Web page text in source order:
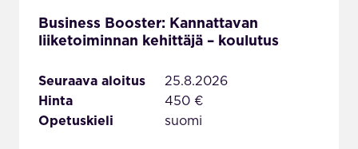
Business Booster: Kannattavan
liiketoiminnan kehittäjä – koulutus
Seuraava aloitus
25.8.2026
Hinta
450 €
Opetuskieli
suomi